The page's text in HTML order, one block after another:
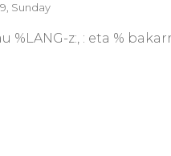
Sunday
z:, : eta %